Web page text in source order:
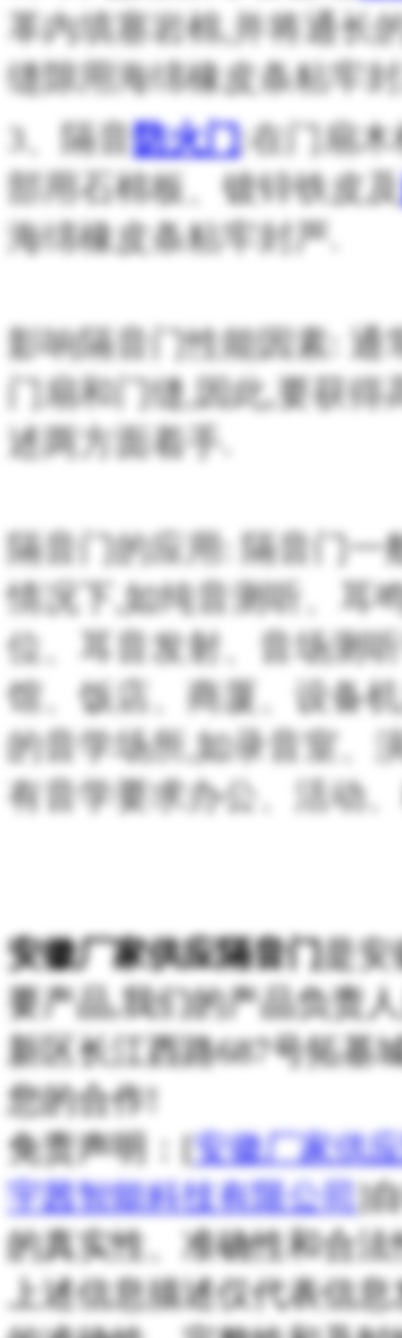
革内填塞岩棉,并将通长
缝隙用海绵橡皮条粘牢
3、隔音防火门:在门扇
部用石棉板、镀锌铁皮及
海绵橡皮条粘牢封严.
影响隔音门性能因素:
门扇和门缝,因此,要获
述两方面着手.
隔音门的应用: 隔音门
情况下,如纯音测听、耳
位、耳音发射、音场测
馆、饭店、商厦、设备
的音学场所,如录音室、
有音学要求办公、活动
安徽厂家供应隔音门是安
要产品,我们的产品负责
新区长江西路687号拓基
您的合作!
免责声明：[ 安徽厂家供
宇茜智能科技有限公司]
的真实性、准确性和合
上述信息描述仅代表信